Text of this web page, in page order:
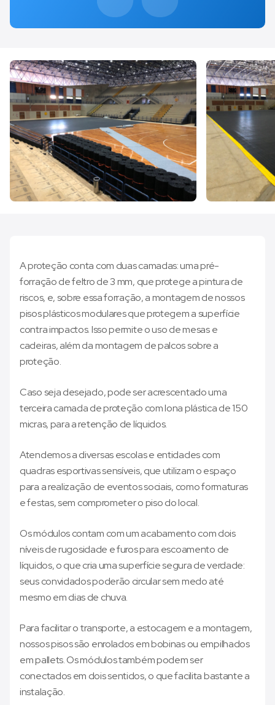
A proteção conta com duas camadas: uma pré-
forração de feltro de 3 mm, que protege a pintura de
riscos, e, sobre essa forração, a montagem de nossos
pisos plásticos modulares que protegem a superfície
contra impactos. Isso permite o uso de mesas e
cadeiras, além da montagem de palcos sobre a
proteção.
Caso seja desejado, pode ser acrescentado uma
terceira camada de proteção com lona plástica de 150
micras, para a retenção de líquidos.
Atendemos a diversas escolas e entidades com
quadras esportivas sensíveis, que utilizam o espaço
para a realização de eventos sociais, como formaturas
e festas, sem comprometer o piso do local.
Os módulos contam com um acabamento com dois
níveis de rugosidade e furos para escoamento de
líquidos, o que cria uma superfície segura de verdade:
seus convidados poderão circular sem medo até
mesmo em dias de chuva.
Para facilitar o transporte, a estocagem e a montagem,
nossos pisos são enrolados em bobinas ou empilhados
em pallets. Os módulos também podem ser
conectados em dois sentidos, o que facilita bastante a
instalação.